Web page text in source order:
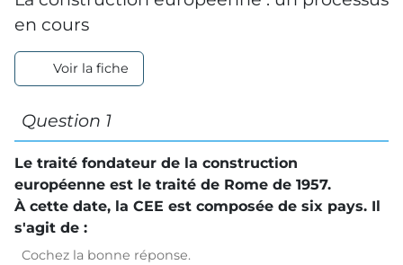
en cours
Voir la fiche
Question 1
Le traité fondateur de la construction
européenne est le traité de Rome de 1957.
À cette date, la CEE est composée de six pays. Il
s'agit de :
Cochez la bonne réponse.